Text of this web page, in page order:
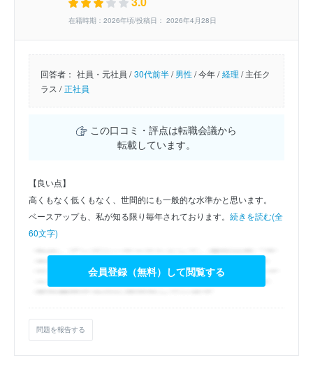
在籍時期：2026年頃/投稿日： 2026年4月28日
回答者： 社員・元社員 / 30代前半/男性/今年 / 経理 /主任ク
ラス / 正社員
この口コミ・評点は転職会議から
転載しています。
【良い点】
高くもなく低くもなく、世間的にも一般的な水準かと思います。
ベースアップも、私が知る限り毎年されております。 続きを読む(全
60文字)
会員登録（無料）して閲覧する
問題を報告する